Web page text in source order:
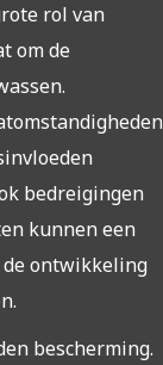
rol van
om de
bedreigingen
kunnen een
ontwikkeling
bescherming.